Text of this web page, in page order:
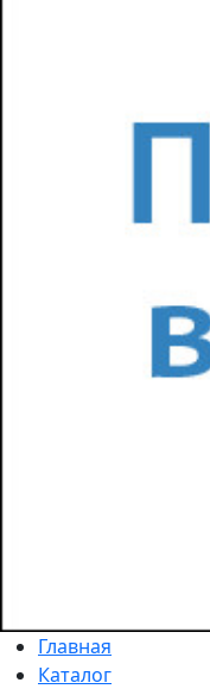
Главная
Каталог